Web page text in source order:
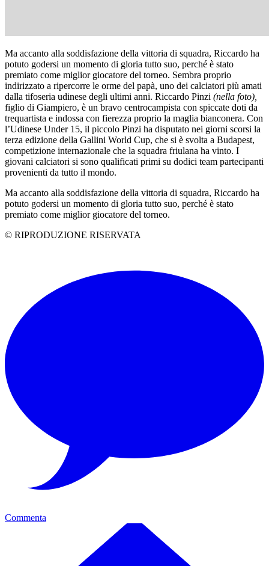
Ma accanto alla soddisfazione della vittoria di squadra, Riccardo ha
potuto godersi un momento di gloria tutto suo, perché è stato
premiato come miglior giocatore del torneo. Sembra proprio
indirizzato a ripercorre le orme del papà, uno dei calciatori più amati
dalla tifoseria udinese degli ultimi anni. Riccardo Pinzi (nella foto),
figlio di Giampiero, è un bravo centrocampista con spiccate doti da
trequartista e indossa con fierezza proprio la maglia bianconera. Con
l’Udinese Under 15, il piccolo Pinzi ha disputato nei giorni scorsi la
terza edizione della Gallini World Cup, che si è svolta a Budapest,
competizione internazionale che la squadra friulana ha vinto. I
giovani calciatori si sono qualificati primi su dodici team partecipanti
provenienti da tutto il mondo.
Ma accanto alla soddisfazione della vittoria di squadra, Riccardo ha
potuto godersi un momento di gloria tutto suo, perché è stato
premiato come miglior giocatore del torneo.
© RIPRODUZIONE RISERVATA
Commenta